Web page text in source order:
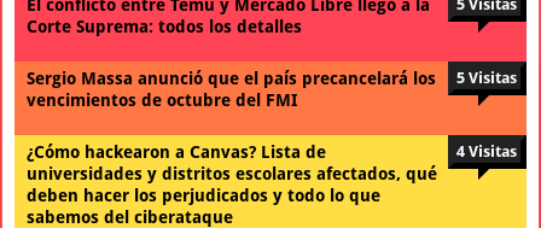
El conflicto entre Temu y Mercado Libre llegó a la
Corte Suprema: todos los detalles
5 Visitas
Sergio Massa anunció que el país precancelará los
vencimientos de octubre del FMI
5 Visitas
¿Cómo hackearon a Canvas? Lista de
universidades y distritos escolares afectados, qué
deben hacer los perjudicados y todo lo que
sabemos del ciberataque
4 Visitas